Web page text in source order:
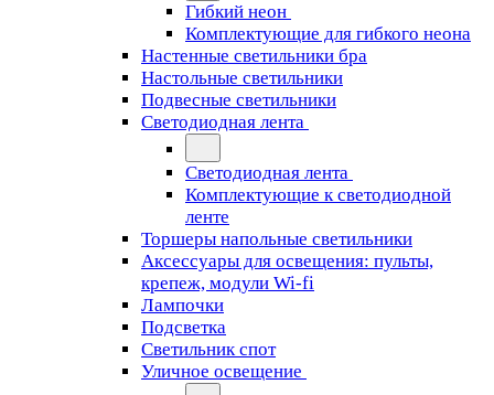
Гибкий неон
Комплектующие для гибкого неона
Настенные светильники бра
Настольные светильники
Подвесные светильники
Светодиодная лента
Светодиодная лента
Комплектующие к светодиодной
ленте
Торшеры напольные светильники
Аксессуары для освещения: пульты,
крепеж, модули Wi-fi
Лампочки
Подсветка
Светильник спот
Уличное освещение